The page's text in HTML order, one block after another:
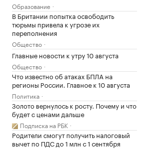
Образование
В Британии попытка освободить
тюрьмы привела к угрозе их
переполнения
Общество
Главные новости к утру 10 августа
Общество
Что известно об атаках БПЛА на
регионы России. Главное к 10 августа
Политика
Золото вернулось к росту. Почему и что
будет с ценами дальше
Подписка на РБК
Родители смогут получить налоговый
вычет по ПДС до 1 млн с 1 сентября